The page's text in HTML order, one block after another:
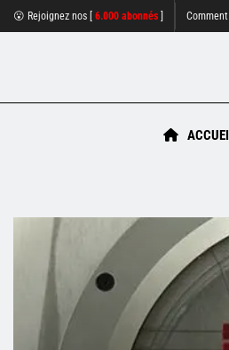
😮 Rejoignez nos [ 6.000 abonnés